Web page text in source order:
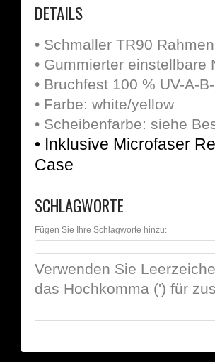
DETAILS
• Schmaller TR90 Rahmen
• Gummierter
• Bruchfest 100 % UV-A-
• Farbe: white/yellow
• Scheibenfarbe: siehe
• Inklusive Microfaser
Case
SCHLAGWORTE
Fügen Sie Ihre Schlagworte hinzu:
Verwenden Sie
das Hochkomma (') für